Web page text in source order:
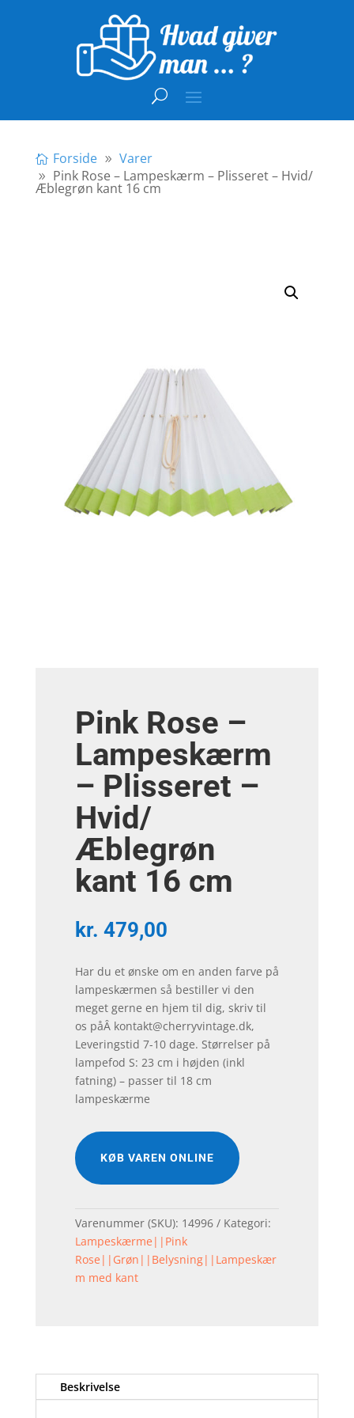
Forside
Varer
Pink Rose – Lampeskærm – Plisseret – Hvid/
Æblegrøn kant 16 cm
Pink Rose –
Lampeskærm
– Plisseret –
Hvid/
Æblegrøn
kant 16 cm
kr. 479,00
Har du et ønske om en anden farve på
lampeskærmen så bestiller vi den
meget gerne en hjem til dig, skriv til
os påÂ kontakt@cherryvintage.dk,
Leveringstid 7-10 dage. Størrelser på
lampefod S: 23 cm i højden (inkl
fatning) – passer til 18 cm
lampeskærme
KØB VAREN ONLINE
Varenummer (SKU): 14996
Kategori:
Lampeskærme||Pink
Rose||Grøn||Belysning||Lampeskær
m med kant
Beskrivelse